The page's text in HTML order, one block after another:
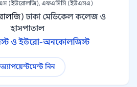
(ইউরোলজি), এফএসিসি (ইউএসএ)
ঢাকা মেডিকেল কলেজ ও
হাসপাতাল
ও ইউরো-অনকোলজিস্ট
অ্যাপয়েন্টমেন্ট নিন